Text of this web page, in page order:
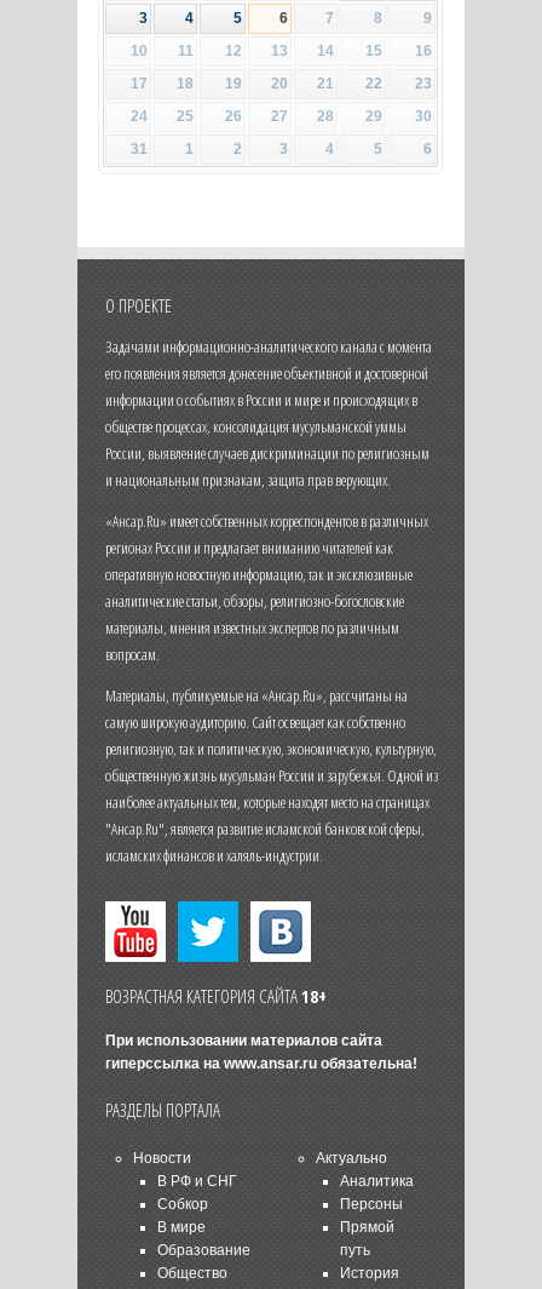
3
4 5 6 7 8
9
10
11 12 13 14 15
16
17
18 19 20 21 22
23
24
25 26 27 28 29
30
31
1 2 3 4 5 6
О ПРОЕКТЕ
Задачами информационно-аналитического канала с момента
его появления является донесение объективной и достоверной
информации о событиях в России и мире и происходящих в
обществе процессах, консолидация мусульманской уммы
России, выявление случаев дискриминации по религиозным
и национальным признакам, защита прав верующих.
«Ансар.Ru» имеет собственных корреспондентов в различных
регионах России и предлагает вниманию читателей как
оперативную новостную информацию, так и эксклюзивные
аналитические статьи, обзоры, религиозно-богословские
материалы, мнения известных экспертов по различным
вопросам.
Материалы, публикуемые на «Ансар.Ru», рассчитаны на
самую широкую аудиторию. Сайт освещает как собственно
религиозную, так и политическую, экономическую, культурную,
общественную жизнь мусульман России и зарубежья. Одной из
наиболее актуальных тем, которые находят место на страницах
"Ансар.Ru", является развитие исламской банковской сферы,
исламских финансов и халяль-индустрии.
ВОЗРАСТНАЯ КАТЕГОРИЯ САЙТА18+
При использовании материалов сайта
гиперссылка на www.ansar.ruобязательна!
РАЗДЕЛЫ ПОРТАЛА
Новости
В РФ и СНГ
Собкор
В мире
Образование
Общество
Актуально
Аналитика
Персоны
Прямой
путь
История